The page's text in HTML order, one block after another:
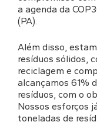
a agenda da
(PA).
Além disso,
resíduos sólidos,
reciclagem e
alcançamos 61%
resíduos, com o
Nossos esforços
toneladas de